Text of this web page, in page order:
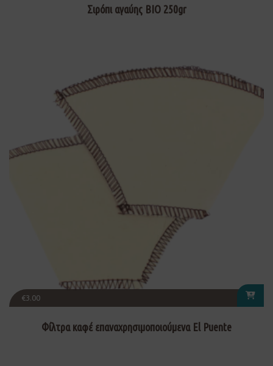
Σιρόπι αγαύης ΒΙΟ 250gr
€3.00
Φίλτρα καφέ επαναχρησιμοποιούμενα El Puente